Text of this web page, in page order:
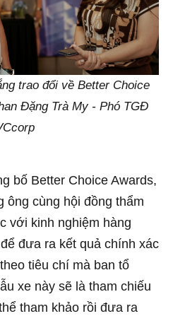
trao đổi về Better Choice
Đặng Trà My - Phó TGĐ
bố Better Choice Awards,
ông cùng hội đồng thẩm
với kinh nghiệm hàng
đưa ra kết quả chính xác
tiêu chí mà ban tổ
xe này sẽ là tham chiếu
tham khảo rồi đưa ra